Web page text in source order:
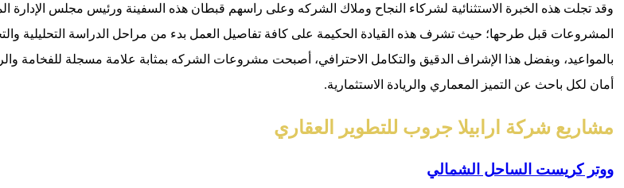
وقد تجلت هذه الخبرة الاستثنائية لشركاء النجاح وملاك الشركه وعلى راسهم قبطان هذه السفينة ورئيس مجلس
المشروعات قبل طرحها؛ حيث تشرف هذه القيادة الحكيمة على كافة تفاصيل العمل بدء من مراحل الدراسة التحليلية
بالمواعيد، وبفضل هذا الإشراف الدقيق والتكامل الاحترافي، أصبحت مشروعات الشركه بمثابة علامة مسجلة للفخامة
أمان لكل باحث عن التميز المعماري والريادة الاستثمارية.
مشاريع شركة ارابيلا جروب للتطوير العقاري
ووتر كريست الساحل الشمالي